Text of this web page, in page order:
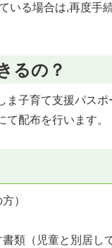
いる場合は,再度手
るの？
ま子育て支援パス
配布を行います。
）
類（児童と別居し